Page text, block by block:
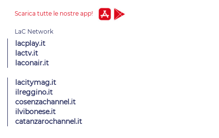
Scarica tutte le nostre app!
lacplay.it
lactv.it
laconair.it
lacitymag.it
ilreggino.it
cosenzachannel.it
ilvibonese.it
catanzarochannel.it